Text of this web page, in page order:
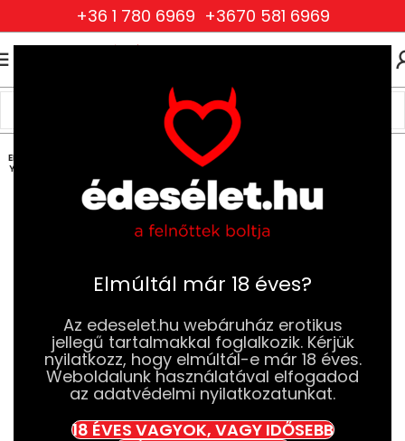
Elmúltál már 18 éves?
Az edeselet.hu webáruház erotikus
jellegű tartalmakkal foglalkozik. Kérjük
nyilatkozz, hogy elmúltál-e már 18 éves.
Weboldalunk használatával elfogadod
az adatvédelmi nyilatkozatunkat.
18 ÉVES VAGYOK, VAGY IDŐSEBB
+36 1 780 6969 +3670 581 6969
Szexjátékok Dildók
Realisztikus Dildók
ELFOG
YOTT